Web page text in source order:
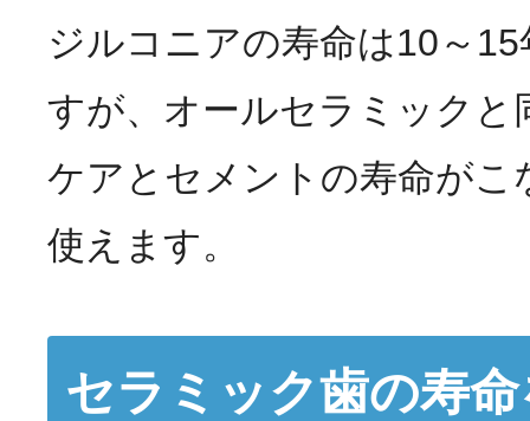
ジルコニアの寿命は10～
すが、オールセラミックと
ケアとセメントの寿命がこ
使えます。
セラミック歯の寿